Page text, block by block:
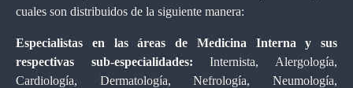
cuales son distribuidos de la siguiente manera:
Especialistas en las áreas de Medicina Interna y sus
respectivas sub-especialidades: Internista, Alergología,
Cardiología, Dermatología, Nefrología, Neumología,